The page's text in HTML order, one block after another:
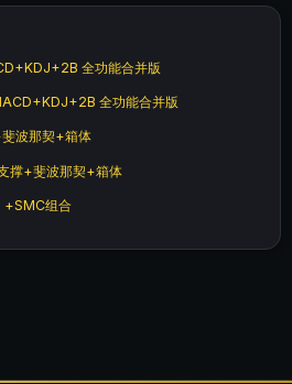
全功能合并版
全功能合并版
波那契+箱体
撑+斐波那契+箱体
+SMC组合